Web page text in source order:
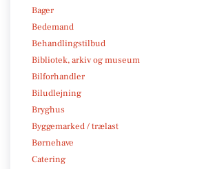
Bager
Bedemand
Behandlingstilbud
Bibliotek, arkiv og museum
Bilforhandler
Biludlejning
Bryghus
Byggemarked / trælast
Børnehave
Catering